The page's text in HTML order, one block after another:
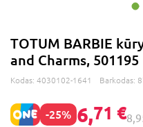
TOTUM BARBIE
and Charms, 501195
Kodas: 4030102-1641 Barkodas:
-25% 6,71 €